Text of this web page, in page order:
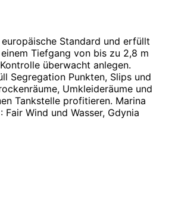
Standard und erfüllt
Tiefgang von bis zu 2,8 m
überwacht anlegen.
Segregation Punkten, Slips und
Umkleideräume und
Tankstelle profitieren. Marina
Wind und Wasser, Gdynia